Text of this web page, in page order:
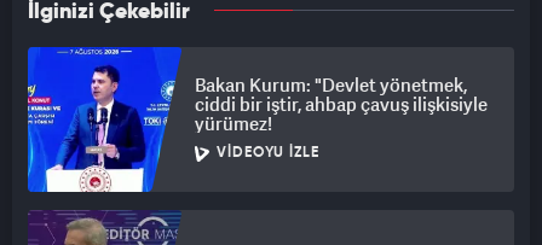
İlginizi Çekebilir
Bakan Kurum: "Devlet yönetmek,
ciddi bir iştir, ahbap çavuş ilişkisiyle
yürümez!
VIDEOYU İZLE